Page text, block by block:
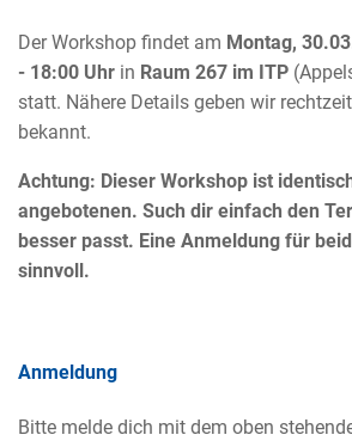
Der Workshop findet am Montag,
- 18:00 Uhr in Raum 267 im ITP
statt. Nähere Details geben wir
bekannt.
Achtung: Dieser Workshop ist
angebotenen. Such dir einfach den
besser passt. Eine Anmeldung für
sinnvoll.
Anmeldung
Bitte melde dich mit dem oben